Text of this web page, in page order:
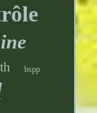
bspp